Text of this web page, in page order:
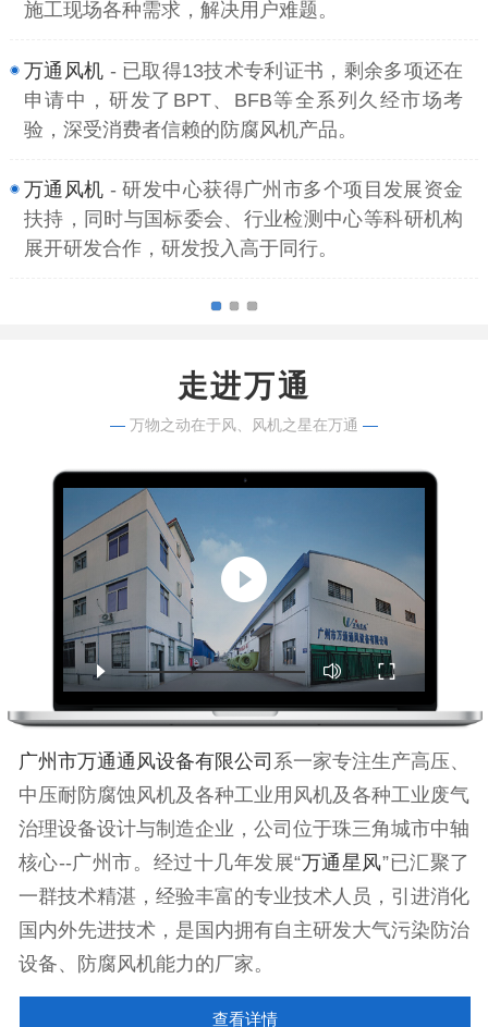
施工现场各种需求，解决用户难题。
万通风机 - 已取得13技术专利证书，剩余多项还在
申请中，研发了BPT、BFB等全系列久经市场考
验，深受消费者信赖的防腐风机产品。
万通风机 - 研发中心获得广州市多个项目发展资金
扶持，同时与国标委会、行业检测中心等科研机构
展开研发合作，研发投入高于同行。
走进万通
— 万物之动在于风、风机之星在万通 —
广州市万通通风设备有限公司 系一家专注生产高压、
中压耐防腐蚀风机及各种工业用风机及各种工业废气
治理设备设计与制造企业，公司位于珠三角城市中轴
核心--广州市。经过十几年发展“万通星风”已汇聚了
一群技术精湛，经验丰富的专业技术人员，引进消化
国内外先进技术，是国内拥有自主研发大气污染防治
设备、防腐风机能力的厂家。
查看详情